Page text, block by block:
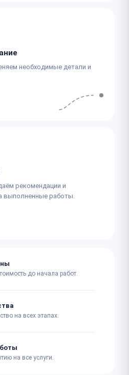
необходимые детали и
рекомендации и
выполненные работы.
до начала работ.
на всех этапах.
на все услуги.